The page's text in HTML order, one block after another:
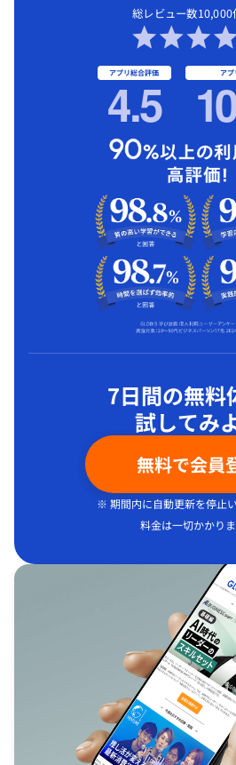
総レビュー数10,000
アプリ総合評価
4.5 ア
1
7日間の無料
試してみ
無料で会員
※ 期間内に自動更新を停止い
料金は一切かかり